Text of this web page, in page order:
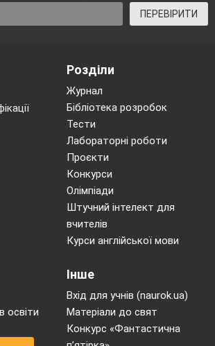
ПЕРЕВІРИТИ
Розділи
Журнал
Бібліотека розробок
Тести
Лабораторні роботи
Проєкти
Конкурси
Олімпіади
Штучний інтелект для
вчителів
Курси англійської мови
освіти
Інше
Вхід для учнів (naurok.ua)
Матеріали до свят
Конкурс «Фантастична